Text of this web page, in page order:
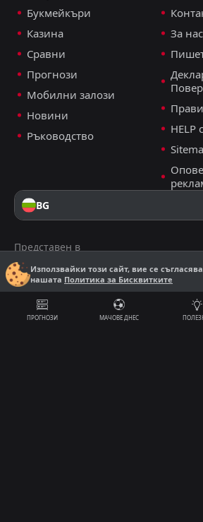
Използвайки този сайт, вие се
нашата Политика за Бисквитките
ПРОГНОЗИ МАЧОВЕ ДНЕС
Букмейкъри
Казина
Сравни
Прогнози
Мобилни залози
Новини
Ръководство
За нас
HELP
BG
Представен в
E-mail
support@nostrabet.com